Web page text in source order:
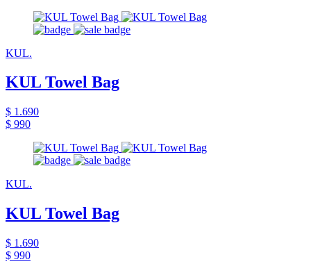
KUL.
KUL Towel Bag
$ 1.690
$ 990
KUL.
KUL Towel Bag
$ 1.690
$ 990